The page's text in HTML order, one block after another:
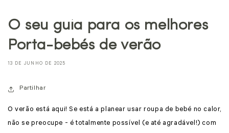
O seu guia para os melhores
Porta-bebés de verão
13 DE JUNHO DE 2025
Partilhar
O verão está aqui! Se está a planear usar roupa de bebé no calor,
não se preocupe - é totalmente possível (e até agradável!) com